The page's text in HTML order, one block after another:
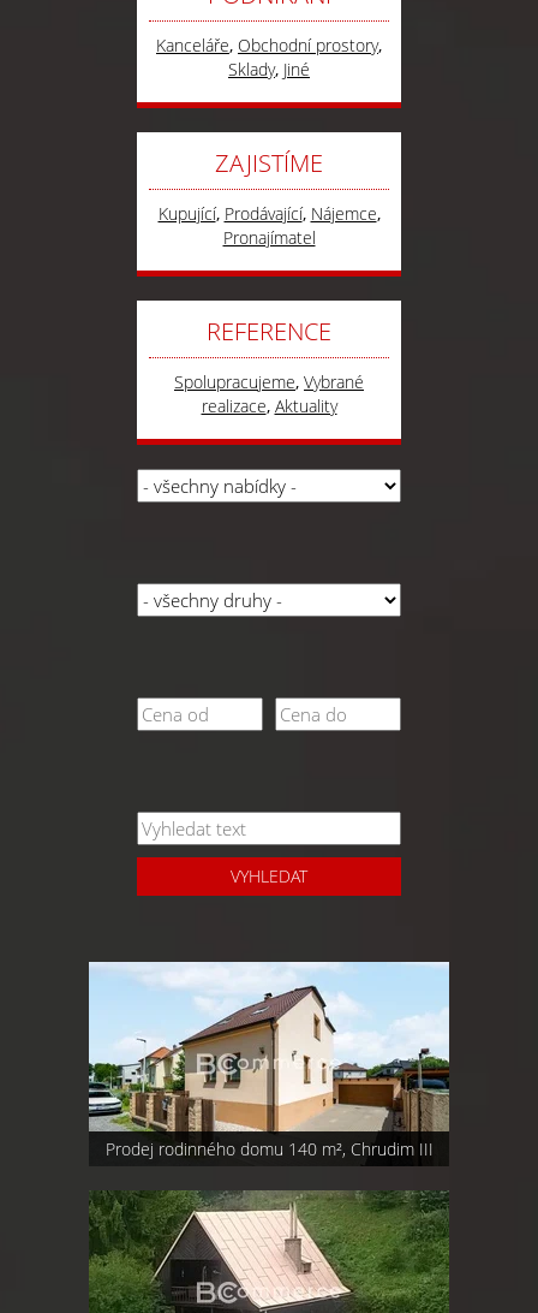
Kanceláře, Obchodní prostory,
Sklady, Jiné
ZAJISTÍME
Kupující, Prodávající, Nájemce,
Pronajímatel
REFERENCE
Spolupracujeme, Vybrané
realizace, Aktuality
VYHLEDAT
Prodej rodinného domu 140 m², Chrudim III